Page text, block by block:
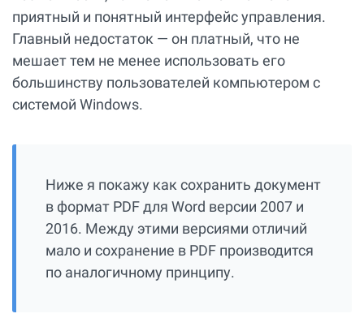
приятный и понятный интерфейс управления.
Главный недостаток — он платный, что не
мешает тем не менее использовать его
большинству пользователей компьютером с
системой Windows.
Ниже я покажу как сохранить документ
в формат PDF для Word версии 2007 и
2016. Между этими версиями отличий
мало и сохранение в PDF производится
по аналогичному принципу.